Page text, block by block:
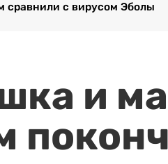
сравнили с вирусом Эболы
и